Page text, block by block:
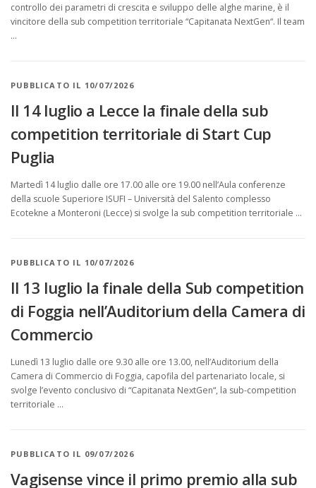
controllo dei parametri di crescita e sviluppo delle alghe marine, è il
vincitore della sub competition territoriale “Capitanata NextGen“. Il team
…
PUBBLICATO IL 10/07/2026
Il 14 luglio a Lecce la finale della sub
competition territoriale di Start Cup
Puglia
Martedì 14 luglio dalle ore 17.00 alle ore 19.00 nell’Aula conferenze
della scuole Superiore ISUFI – Università del Salento complesso
Ecotekne a Monteroni (Lecce) si svolge la sub competition territoriale …
PUBBLICATO IL 10/07/2026
Il 13 luglio la finale della Sub competition
di Foggia nell’Auditorium della Camera di
Commercio
Lunedì 13 luglio dalle ore 9.30 alle ore 13.00, nell’Auditorium della
Camera di Commercio di Foggia, capofila del partenariato locale, si
svolge l’evento conclusivo di “Capitanata NextGen“, la sub-competition
territoriale …
PUBBLICATO IL 09/07/2026
Vagisense vince il primo premio alla sub